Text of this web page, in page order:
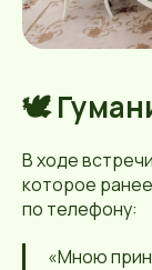
🕊️
В ходе
которое
по телефону:
«Мною